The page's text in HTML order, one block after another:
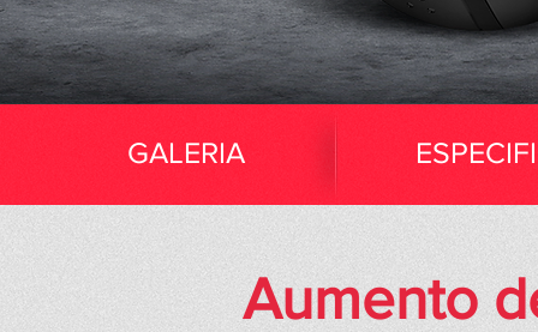
GALERIA
Aumento